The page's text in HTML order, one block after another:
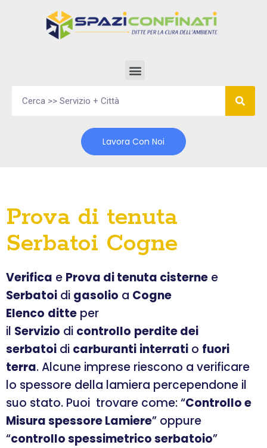
Lavora Con Noi
Prova di tenuta
Serbatoi Cogne
Verifica e Prova di tenuta cisterne e
Serbatoi di gasolio a Cogne
Elenco ditte per
il Servizio di controllo perdite dei
serbatoi di carburanti interrati o fuori
terra. Alcune imprese riescono a verificare
lo spessore della lamiera percependone il
suo stato. Puoi trovare come: “Controllo e
Misura spessore Lamiere” oppure
“controllo spessimetrico serbatoio”